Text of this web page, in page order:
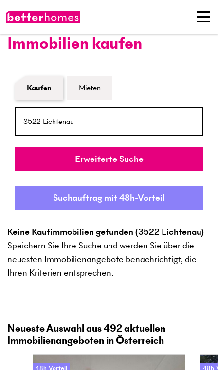
Immobilien kaufen
Formular Immobiliensuche
Kaufen Mieten
PLZ / Ort
Umkreis
Erweiterte Suche
Suchauftrag mit 48h-Vorteil
Keine Kaufimmobilien gefunden (3522 Lichtenau)
Speichern Sie Ihre Suche und werden Sie über die
neuesten Immobilienangebote benachrichtigt, die
Ihren Kriterien entsprechen.
Neueste Auswahl aus492aktuellen
Immobilienangeboten in Österreich
48h-Vorteil
48h-